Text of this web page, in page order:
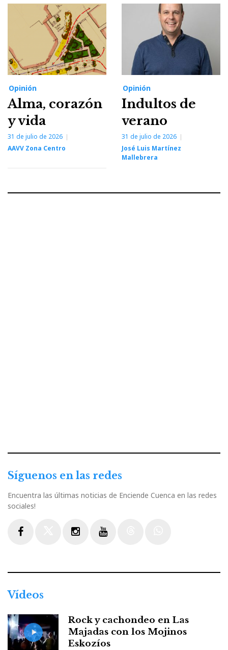
Opinión
Alma, corazón
y vida
31 de julio de 2026
AAVV Zona Centro
Opinión
Indultos de
verano
31 de julio de 2026
José Luis Martínez
Mallebrera
Síguenos en las redes
Encuentra las últimas noticias de Enciende Cuenca en las redes
sociales!
Vídeos
Rock y cachondeo en Las
Majadas con los Mojinos
Eskozíos